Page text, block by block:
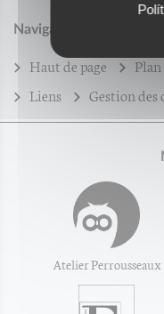
Navigation
Haut de page
Liens
Gestion des
Atelier Perrousseaux